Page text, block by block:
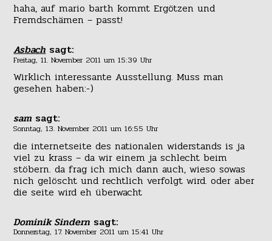
haha, auf mario barth kommt Ergötzen und
Fremdschämen – passt!
Asbach sagt:
Freitag, 11. November 2011 um 15:39 Uhr
Wirklich interessante Ausstellung. Muss man
gesehen haben:-)
sam sagt:
Sonntag, 13. November 2011 um 16:55 Uhr
die internetseite des nationalen widerstands is ja
viel zu krass – da wir einem ja schlecht beim
stöbern. da frag ich mich dann auch, wieso sowas
nich gelöscht und rechtlich verfolgt wird. oder aber
die seite wird eh überwacht
Dominik Sindern sagt:
Donnerstag, 17. November 2011 um 15:41 Uhr